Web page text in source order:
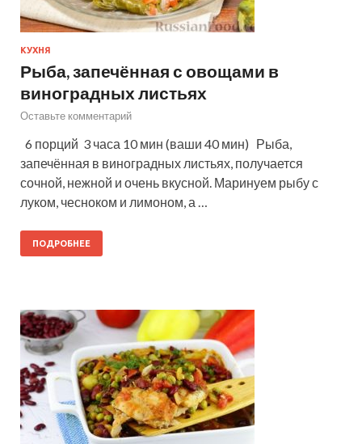
КУХНЯ
Рыба, запечённая с овощами в
виноградных листьях
Оставьте комментарий
6 порций 3 часа 10 мин (ваши 40 мин) Рыба,
запечённая в виноградных листьях, получается
сочной, нежной и очень вкусной. Маринуем рыбу с
луком, чесноком и лимоном, а …
ПОДРОБНЕЕ